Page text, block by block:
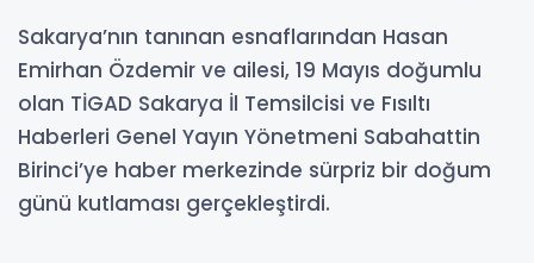
Sakarya’nın tanınan esnaflarından Hasan
Emirhan Özdemir ve ailesi, 19 Mayıs doğumlu
olan TİGAD Sakarya İl Temsilcisi ve Fısıltı
Haberleri Genel Yayın Yönetmeni Sabahattin
Birinci’ye haber merkezinde sürpriz bir doğum
günü kutlaması gerçekleştirdi.